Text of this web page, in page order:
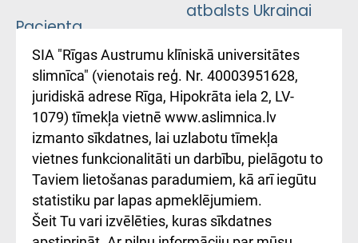
Pacienta
atsauksmju/sūdzību
iesniegšanas
kārtība
Kā pie mums nokļūt
Rēķinu apmaksas
ceļvedis
Rekvizīti un
atbalsts Ukrainai
Підтримка Східної
лікарні та співпраця з
Україною
SIA "Rīgas Austrumu klīniskā universitātes
slimnīca" (vienotais reģ. Nr. 40003951628,
juridiskā adrese Rīga, Hipokrāta iela 2, LV-
1079) tīmekļa vietnē www.aslimnica.lv
izmanto sīkdatnes, lai uzlabotu tīmekļa
vietnes funkcionalitāti un darbību, pielāgotu to
Taviem lietošanas paradumiem, kā arī iegūtu
statistiku par lapas apmeklējumiem.
Šeit Tu vari izvēlēties, kuras sīkdatnes